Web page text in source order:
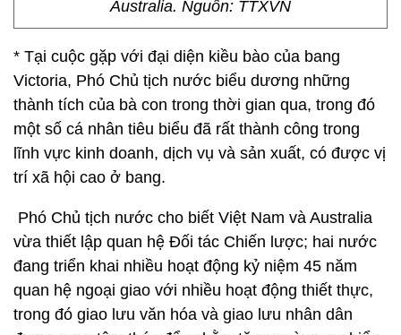
Australia. Nguồn: TTXVN
* Tại cuộc gặp với đại diện kiều bào của bang
Victoria, Phó Chủ tịch nước biểu dương những
thành tích của bà con trong thời gian qua, trong đó
một số cá nhân tiêu biểu đã rất thành công trong
lĩnh vực kinh doanh, dịch vụ và sản xuất, có được vị
trí xã hội cao ở bang.
Phó Chủ tịch nước cho biết Việt Nam và Australia
vừa thiết lập quan hệ Đối tác Chiến lược; hai nước
đang triển khai nhiều hoạt động kỷ niệm 45 năm
quan hệ ngoại giao với nhiều hoạt động thiết thực,
trong đó giao lưu văn hóa và giao lưu nhân dân